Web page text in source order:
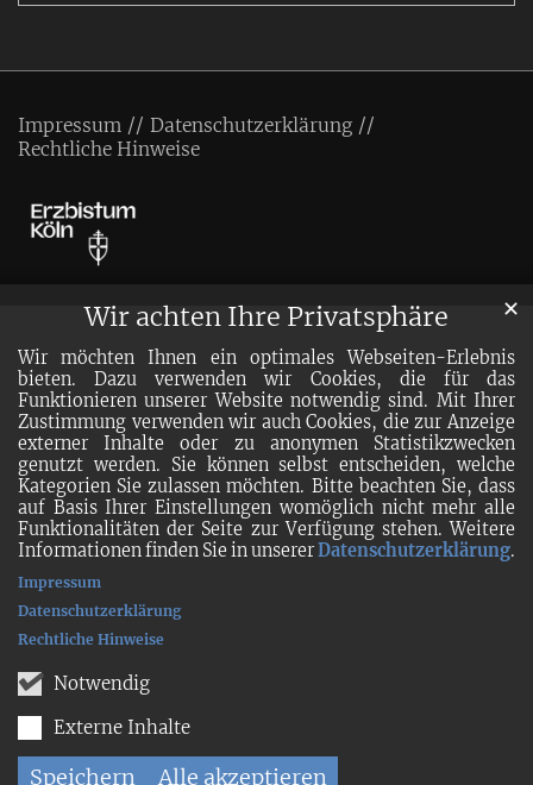
Wir achten Ihre Privatsphäre
Wir möchten Ihnen ein optimales Webseiten-Erlebnis
bieten. Dazu verwenden wir Cookies, die für das
Funktionieren unserer Website notwendig sind. Mit Ihrer
Zustimmung verwenden wir auch Cookies, die zur Anzeige
externer Inhalte oder zu anonymen Statistikzwecken
genutzt werden. Sie können selbst entscheiden, welche
Kategorien Sie zulassen möchten. Bitte beachten Sie, dass
auf Basis Ihrer Einstellungen womöglich nicht mehr alle
Funktionalitäten der Seite zur Verfügung stehen. Weitere
Informationen finden Sie in unsererDatenschutzerklärung.
Notwendig
Externe Inhalte
Speichern Alle akzeptieren
✕
Impressum
Datenschutzerklärung
Rechtliche Hinweise
Impressum
Datenschutzerklärung
Rechtliche Hinweise